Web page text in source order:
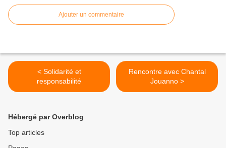
Ajouter un commentaire
< Solidarité et
responsabilité
Rencontre avec Chantal
Jouanno >
Hébergé par Overblog
Top articles